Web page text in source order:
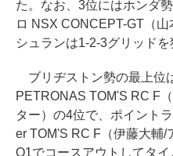
た。なお、3位にはホンダ
ロ NSX CONCEPT-GT（
シュランは1-2-3グリッドを
ブリヂストン勢の最上位
PETRONAS TOM'S RC F
ター）の4位で、ポイント
er TOM'S RC F（伊藤大輔/
Q1でコースアウトしてタイ